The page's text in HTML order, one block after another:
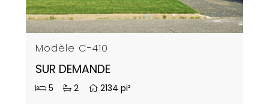
Modèle C-410
SUR DEMANDE
5 2 2134 pi²